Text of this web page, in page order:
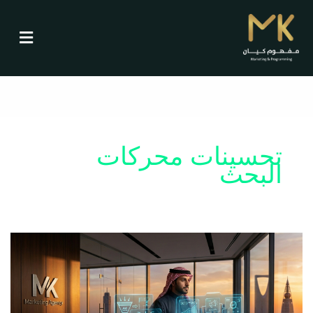
المحتوى
تحسينات محركات
البحث
الاعلانات
الممولة
كافية
ص
ن